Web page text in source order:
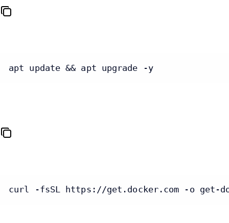
apt update && apt upgrade -y
curl -fsSL https://get.docker.com -o get-